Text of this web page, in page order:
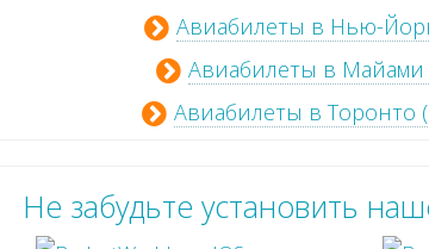
Авиабилеты в Нью-
Авиабилеты в
Авиабилеты в Торонто
Не забудьте установить